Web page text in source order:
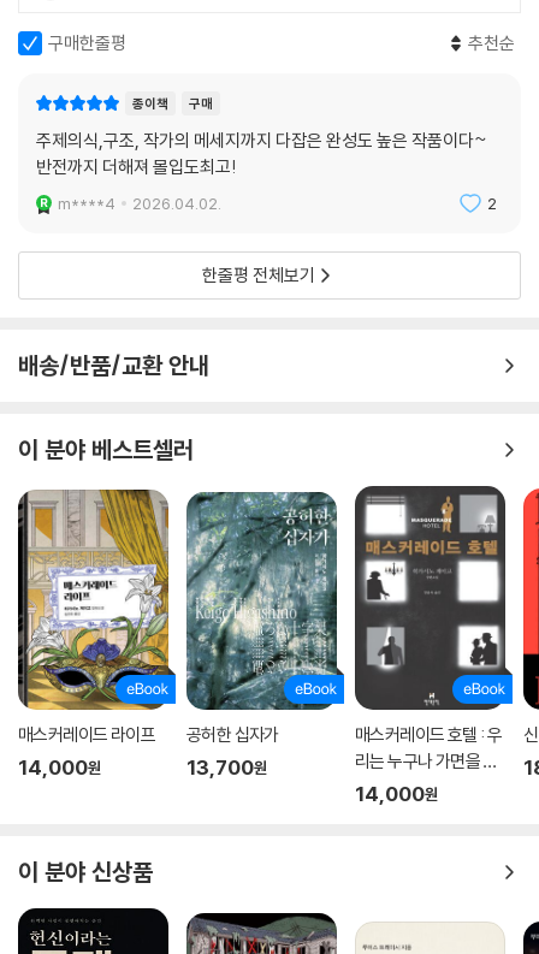
구매한줄평 추천순
종이책 구매
주제의식,구조, 작가의 메세지까지 다잡은 완성도 높은 작품이다~
반전까지 더해져 몰입도최고!
m****4 2026.04.02. 2
한줄평 전체보기
배송/반품/교환 안내
이 분야 베스트셀러
매스커레이드 라이프
14,000원
공허한 십자가
13,700원
매스커레이드 호텔 : 우
리는 누구나 가면을 쓰
고 살아간다
14,000원
이 분야 신상품